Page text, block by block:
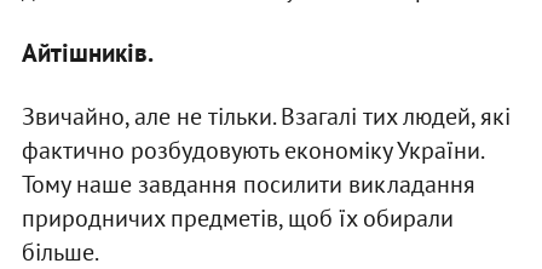
Айтішників.
Звичайно, але не тільки. Взагалі тих людей, які
фактично розбудовують економіку України.
Тому наше завдання посилити викладання
природничих предметів, щоб їх обирали
більше.